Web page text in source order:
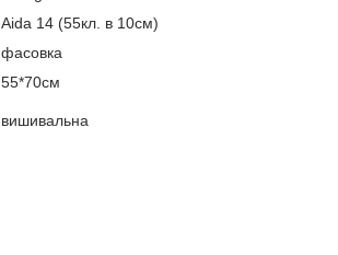
Aida 14 (55кл. в 10см)
фасовка
55*70см
вишивальна